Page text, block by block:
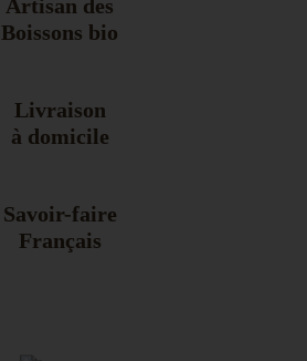
Artisan des
Boissons bio
Livraison
à domicile
Savoir-faire
Français